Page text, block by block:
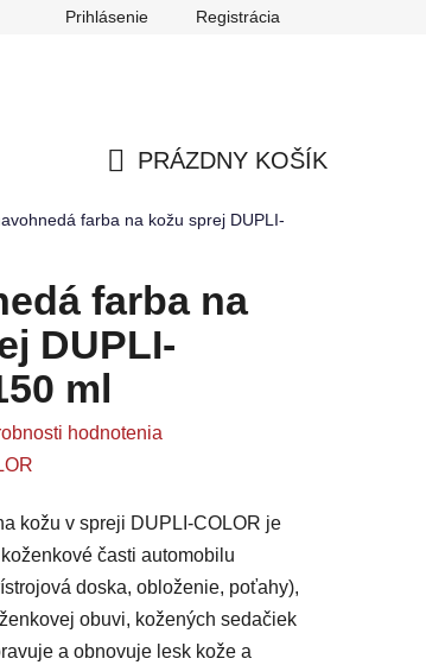
Reklamačný poriadok Odstúpenie od zmluvy
Prihlásenie Registrácia
PRÁZDNY KOŠÍK
farba na kožu sprej DUPLI-
farba na
DUPLI-
ml
hodnotenia
kožu v spreji DUPLI-COLOR je
časti automobilu
doska, obloženie, poťahy),
obuvi, kožených sedačiek
a obnovuje lesk kože a